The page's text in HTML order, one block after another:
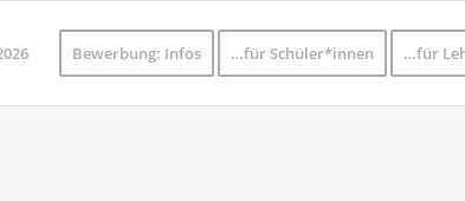
Bewerbung: Infos …für Schüler*innen …für